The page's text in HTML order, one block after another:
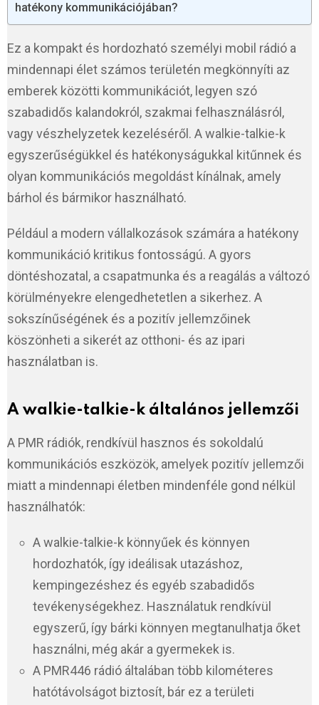
hatékony kommunikációjában?
Ez a kompakt és hordozható személyi mobil rádió a
mindennapi élet számos területén megkönnyíti az
emberek közötti kommunikációt, legyen szó
szabadidős kalandokról, szakmai felhasználásról,
vagy vészhelyzetek kezeléséről. A walkie-talkie-k
egyszerűségükkel és hatékonyságukkal kitűnnek és
olyan kommunikációs megoldást kínálnak, amely
bárhol és bármikor használható.
Például a modern vállalkozások számára a hatékony
kommunikáció kritikus fontosságú. A gyors
döntéshozatal, a csapatmunka és a reagálás a változó
körülményekre elengedhetetlen a sikerhez. A
sokszínűségének és a pozitív jellemzőinek
köszönheti a sikerét az otthoni- és az ipari
használatban is.
A walkie-talkie-k általános jellemzői
A PMR rádiók, rendkívül hasznos és sokoldalú
kommunikációs eszközök, amelyek pozitív jellemzői
miatt a mindennapi életben mindenféle gond nélkül
használhatók:
A walkie-talkie-k könnyűek és könnyen
hordozhatók, így ideálisak utazáshoz,
kempingezéshez és egyéb szabadidős
tevékenységekhez. Használatuk rendkívül
egyszerű, így bárki könnyen megtanulhatja őket
használni, még akár a gyermekek is.
A PMR446 rádió általában több kilométeres
hatótávolságot biztosít, bár ez a területi